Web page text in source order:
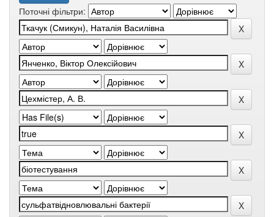
Поточні фільтри: